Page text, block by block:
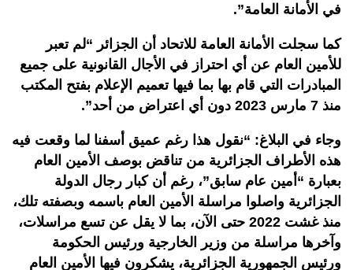
في الأمانة العامة”.
كما سجلت الأمانة العامة للاتحاد أن الجزائر “لم تعبر
للأمين العام عن أي احتراز في الأجال القانونية على جميع
المبادرات التي قام بها بما فيها تعميم الإعلام بفتح المكتب
منذ 7 مارس 2023 دون أي اعتراض من أحد”.
وجاء في البلاغ: “نقول هذا رغم عميق أسفنا لما وقعت فيه
هذه الأطراف الجزائرية من تناقض بوصف الأمين العام
بعبارة “أمين عام سابق”، رغم أن كبار رجال الدولة
الجزائرية واصلوا مراسلة الأمين العام باسمه وبصفته تلك،
منذ غشت 2022 حتى الآن، بما لا يقل عن تسع مراسلات،
وآخرها مراسلة من وزير الخارجية ورئيس الحكومة
ورئيس الجمهورية الجزائرية، يشكرون فيها الأمين العام